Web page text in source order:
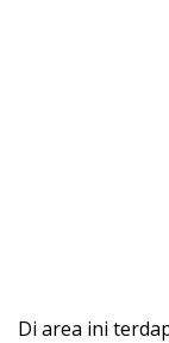
Di area ini